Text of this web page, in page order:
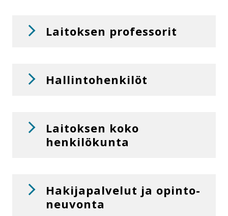
Laitoksen professorit
Hal­lin­to­hen­ki­löt
Laitoksen koko
henkilökunta
Ha­ki­ja­pal­ve­lut ja opin­to­
neu­von­ta